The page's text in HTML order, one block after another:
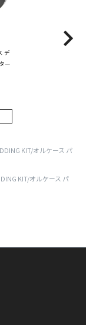
デ
ー
KIT/オルケース パ
KIT/オルケース パ